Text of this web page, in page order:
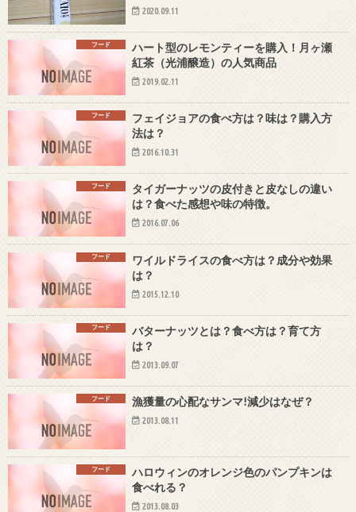
2020.09.11
フード
ハート型のレモンティーを購入！月ヶ瀬
紅茶（光浦醸造）の人気商品
2019.02.11
フード
フェイジョアの食べ方は？味は？購入方
法は？
2016.10.31
フード
タイガーナッツの皮付きと皮なしの違い
は？食べた感想や味の特徴。
2016.07.06
フード
ワイルドライスの食べ方は？成分や効果
は？
2015.12.10
フード
バターナッツとは？食べ方は？育て方
は？
2013.09.07
フード 漁獲量の心配なサンマ!減少はなぜ？
2013.08.11
フード
ハロウィンのオレンジ色のパンプキンは
食べれる？
2013.08.03